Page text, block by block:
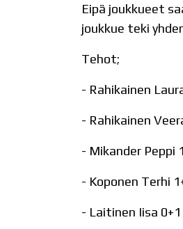
Eipä joukkueet
joukkue teki
Tehot;
- Rahikainen
- Rahikainen
- Mikander Peppi
- Koponen Terhi
- Laitinen Iisa 0+1